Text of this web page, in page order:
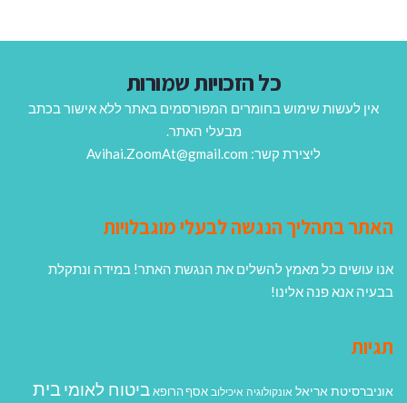
כל הזכויות שמורות
אין לעשות שימוש בחומרים המפורסמים באתר ללא אישור בכתב
מבעלי האתר.
ליצירת קשר: Avihai.ZoomAt@gmail.com
האתר בתהליך הנגשה לבעלי מוגבלויות
אנו עושים כל מאמץ להשלים את הנגשת האתר! במידה ונתקלת
בבעיה אנא פנה אלינו!
תגיות
אוניברסיטת אריאל אונקולוגיה איכילוב אסף הרופא ביטוח לאומיבית